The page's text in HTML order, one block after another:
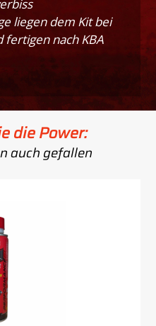
liegen dem Kit bei
nach KBA
die Power:
auch gefallen